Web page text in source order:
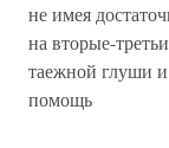
не имея
на вторые-
таежной глуши
помощь